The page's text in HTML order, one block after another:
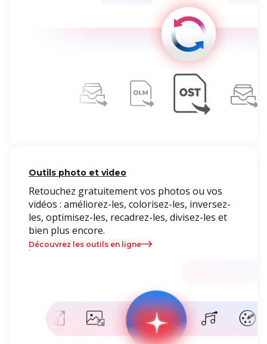
Outils photo et video
Retouchez gratuitement vos photos ou vos
vidéos : améliorez-les, colorisez-les, inversez-
les, optimisez-les, recadrez-les, divisez-les et
bien plus encore.
Découvrez les outils en ligne